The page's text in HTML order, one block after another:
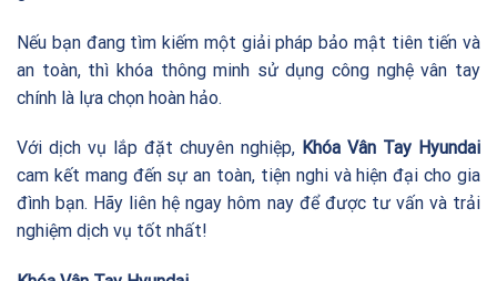
Nếu bạn đang tìm kiếm một giải pháp bảo mật tiên tiến và
an toàn, thì khóa thông minh sử dụng công nghệ vân tay
chính là lựa chọn hoàn hảo.
Với dịch vụ lắp đặt chuyên nghiệp, Khóa Vân Tay Hyundai
cam kết mang đến sự an toàn, tiện nghi và hiện đại cho gia
đình bạn. Hãy liên hệ ngay hôm nay để được tư vấn và trải
nghiệm dịch vụ tốt nhất!